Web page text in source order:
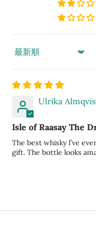
Sort by
Ulrika
Isle of Raasay The
The best whisky I’ve
gift. The bottle looks